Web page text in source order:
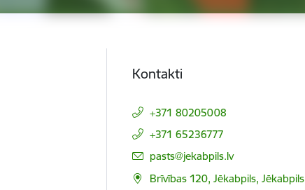
Kontakti
+371 80205008
+371 65236777
E-pasts:
pasts@jekabpils.lv
Brīvības 120, Jēkabpils, Jēkabpils